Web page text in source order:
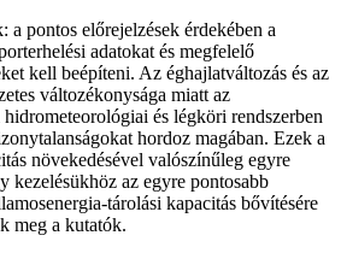
a pontos előrejelzések érdekében a
adatokat és megfelelő
kell beépíteni. Az éghajlatváltozás és az
változékonysága miatt az
és légköri rendszerben
hordoz magában. Ezek a
növekedésével valószínűleg egyre
kezelésükhöz az egyre pontosabb
tárolási kapacitás bővítésére
meg a kutatók.